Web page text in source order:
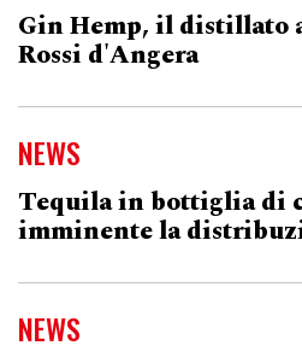
Gin Hemp, il distillato
Rossi d'Angera
NEWS
Tequila in bottiglia di
imminente la
NEWS